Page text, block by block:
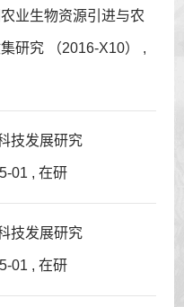
业生物资源引进与农
研究 （2016-X10） ,
技发展研究
01 , 在研
技发展研究
01 , 在研